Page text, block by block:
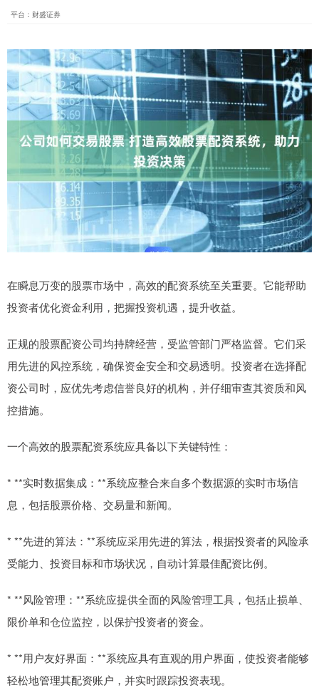
平台：财盛证券
在瞬息万变的股票市场中，高效的配资系统至关重要。它能帮助
投资者优化资金利用，把握投资机遇，提升收益。
正规的股票配资公司均持牌经营，受监管部门严格监督。它们采
用先进的风控系统，确保资金安全和交易透明。投资者在选择配
资公司时，应优先考虑信誉良好的机构，并仔细审查其资质和风
控措施。
一个高效的股票配资系统应具备以下关键特性：
* **实时数据集成：**系统应整合来自多个数据源的实时市场信
息，包括股票价格、交易量和新闻。
* **先进的算法：**系统应采用先进的算法，根据投资者的风险承
受能力、投资目标和市场状况，自动计算最佳配资比例。
* **风险管理：**系统应提供全面的风险管理工具，包括止损单、
限价单和仓位监控，以保护投资者的资金。
* **用户友好界面：**系统应具有直观的用户界面，使投资者能够
轻松地管理其配资账户，并实时跟踪投资表现。